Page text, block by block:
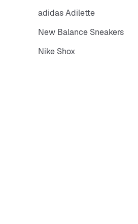
adidas Adilette
New Balance Sneakers
Nike Shox